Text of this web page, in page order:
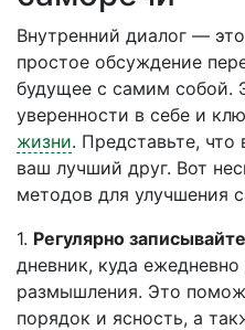
Внутренний диалог —
простое обсуждение
будущее с самим собой.
уверенности в себе и
жизни. Представьте,
ваш лучший друг. Вот
методов для улучшения
1. Регулярно
дневник, куда
размышления. Это
порядок и ясность, а